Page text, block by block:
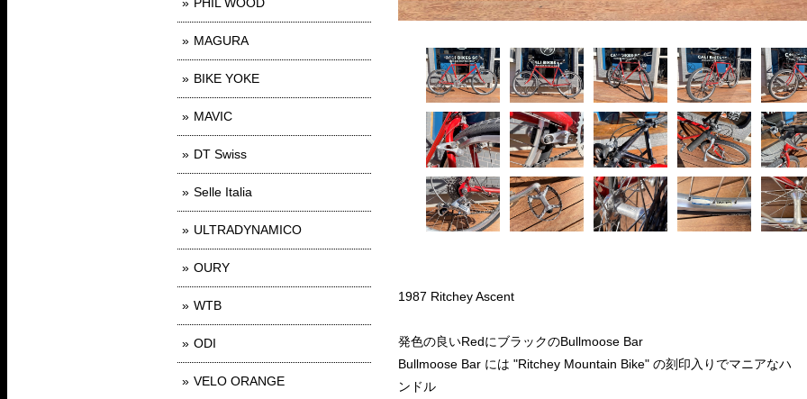
1987 Ritchey Ascent
発色の良いRedにブラックのBullmoose Bar
Bullmoose Bar には "Ritchey Mountain Bike" の刻印入りでマニアなハ
ンドル
MAGURA
BIKE YOKE
MAVIC
DT Swiss
Selle Italia
ULTRADYNAMICO
OURY
WTB
ODI
VELO ORANGE